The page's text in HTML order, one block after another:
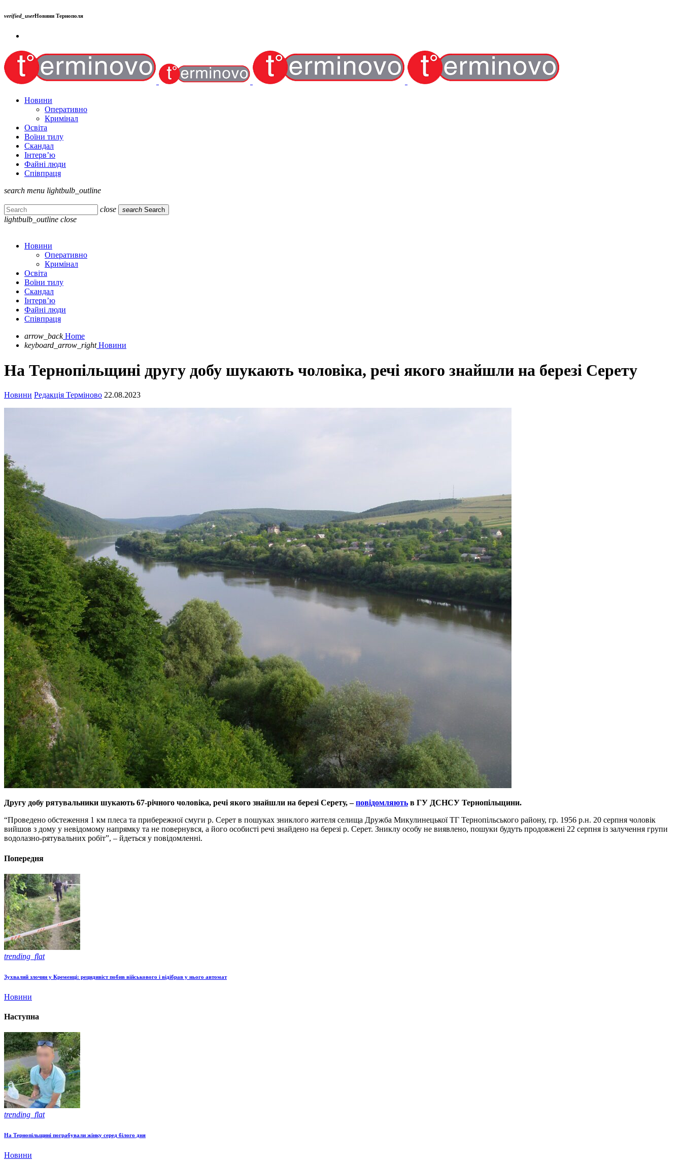
verified_userНовини Тернополя
Новини
Оперативно
Кримінал
Освіта
Воїни тилу
Скандал
Інтерв’ю
Файні люди
Співпраця
search menu lightbulb_outline
close search Search
lightbulb_outline close
Новини
Оперативно
Кримінал
Освіта
Воїни тилу
Скандал
Інтерв’ю
Файні люди
Співпраця
arrow_back Home
keyboard_arrow_right Новини
На Тернопільщині другу добу шукають чоловіка, речі якого знайшли на березі Серету
Новини Редакція Терміново 22.08.2023
Другу добу рятувальники шукають 67-річного чоловіка, речі якого знайшли на березі Серету, –повідомляють в ГУ ДСНСУ Тернопільщини.
“Проведено обстеження 1 км плеса та прибережної смуги р. Серет в пошуках зниклого жителя селища Дружба Микулинецької ТГ Тернопільського району, гр. 1956 р.н. 20 серпня чоловік
вийшов з дому у невідомому напрямку та не повернувся, а його особисті речі знайдено на березі р. Серет. Зниклу особу не виявлено, пошуки будуть продовжені 22 серпня із залучення групи
водолазно-рятувальних робіт”, – йдеться у повідомленні.
Попередня
trending_flat
Зухвалий злочин у Кременці: рецидивіст побив військового і відібрав у нього автомат
Новини
Наступна
trending_flat
На Тернопільщині пограбували жінку серед білого дня
Новини